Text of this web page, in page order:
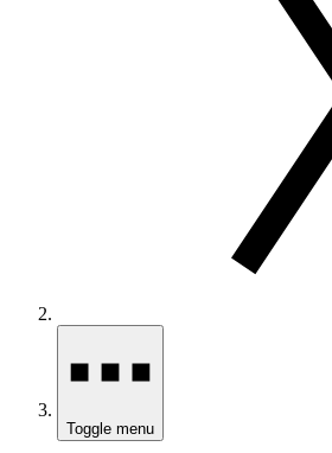
Toggle menu